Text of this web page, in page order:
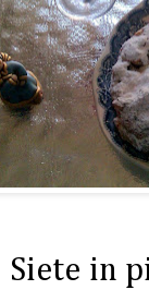
Siete in